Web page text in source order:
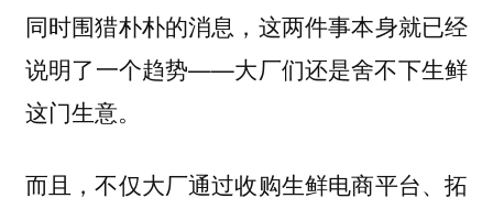
同时围猎朴朴的消息，这两件事本身就已经
说明了一个趋势——大厂们还是舍不下生鲜
这门生意。
而且，不仅大厂通过收购生鲜电商平台、拓